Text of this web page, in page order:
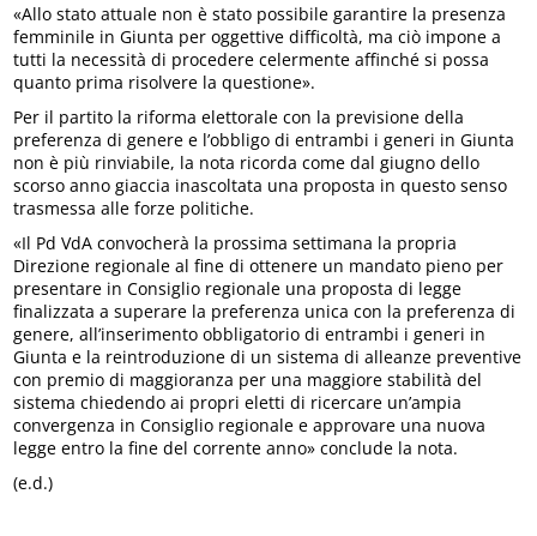
«Allo stato attuale non è stato possibile garantire la presenza
femminile in Giunta per oggettive difficoltà, ma ciò impone a
tutti la necessità di procedere celermente affinché si possa
quanto prima risolvere la questione».
Per il partito la riforma elettorale con la previsione della
preferenza di genere e l’obbligo di entrambi i generi in Giunta
non è più rinviabile, la nota ricorda come dal giugno dello
scorso anno giaccia inascoltata una proposta in questo senso
trasmessa alle forze politiche.
«Il Pd VdA convocherà la prossima settimana la propria
Direzione regionale al fine di ottenere un mandato pieno per
presentare in Consiglio regionale una proposta di legge
finalizzata a superare la preferenza unica con la preferenza di
genere, all’inserimento obbligatorio di entrambi i generi in
Giunta e la reintroduzione di un sistema di alleanze preventive
con premio di maggioranza per una maggiore stabilità del
sistema chiedendo ai propri eletti di ricercare un’ampia
convergenza in Consiglio regionale e approvare una nuova
legge entro la fine del corrente anno» conclude la nota.
(e.d.)